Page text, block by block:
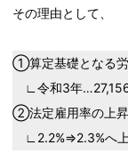
その理由として、
①算定基礎となる
∟令和3年
②法定雇用率の上昇
∟2.2%⇒2.3%へ